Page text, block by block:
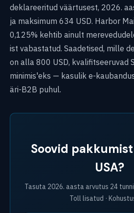
deklareeritud väärtusest, 2026.
ja maksimum 634 USD. Harbor
0,125% kehtib ainult
ist vabastatud. Saadetised, mille
on alla 800 USD, kvalifitseeruvad
minimis'eks — kasulik e-
äri-B2B puhul.
Soovid
USA?
Tasuta 2026. aasta arvutus 24 tunni
Toll lisatud ·